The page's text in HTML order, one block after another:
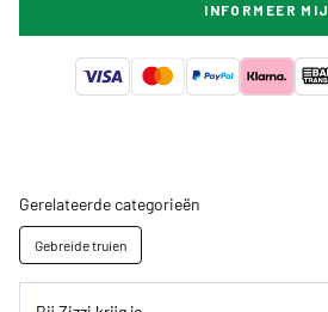
INFORMEER MIJ
Gerelateerde categorieën
Gebreide truien